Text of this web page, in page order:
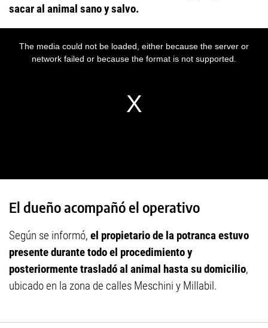
sacar al animal sano y salvo.
El dueño acompañó el operativo
Según se informó, el propietario de la potranca estuvo
presente durante todo el procedimiento y
posteriormente trasladó al animal hasta su domicilio,
ubicado en la zona de calles Meschini y Millabil.